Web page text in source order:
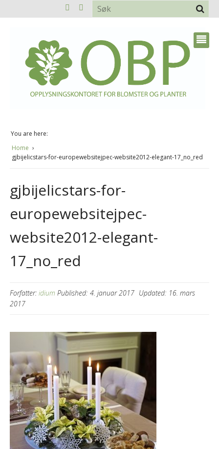
You are here:
Home
gjbijelicstars-for-europewebsitejpec-website2012-elegant-17_no_red
gjbijelicstars-for-
europewebsitejpec-
website2012-elegant-
17_no_red
Forfatter: idium Published: 4. januar 2017 Updated: 16. mars
2017